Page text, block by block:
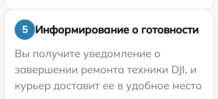
5
Информирование о готовности
Вы получите уведомление о
завершении ремонта техники DJI, и
курьер доставит ее в удобное место